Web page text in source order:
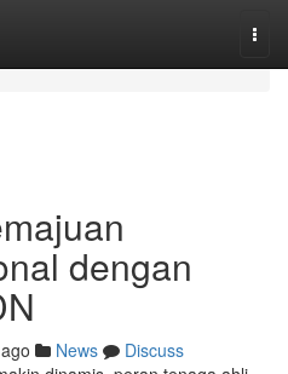
dengan
News
Discuss